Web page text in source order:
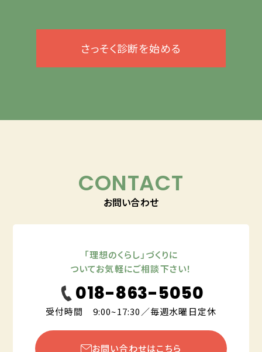
さっそく診断を始める
CONTACT
お問い合わせ
「理想のくらし」づくりに
ついてお気軽にご相談下さい！
018-863-5050
受付時間 9:00~17:30／毎週水曜日定休
お問い合わせはこちら